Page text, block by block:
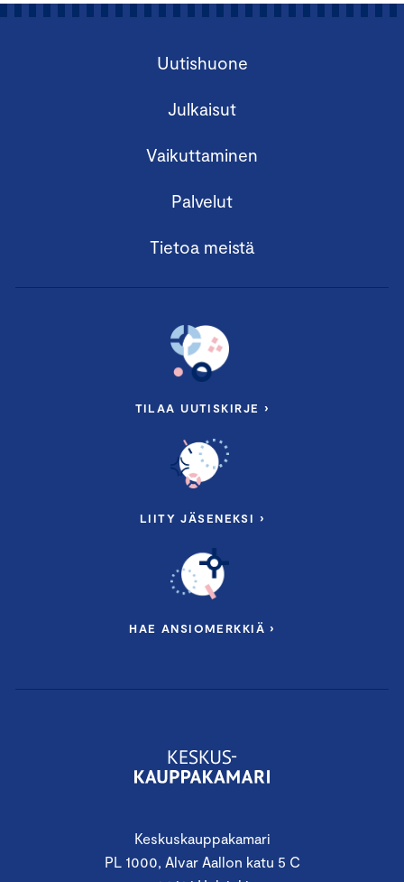
Keskuskauppakamari
PL 1000, Alvar Aallon katu 5 C
Uutishuone
Julkaisut
Vaikuttaminen
Palvelut
Tietoa meistä
TILAA UUTISKIRJE ›
LIITY JÄSENEKSI ›
HAE ANSIOMERKKIÄ ›